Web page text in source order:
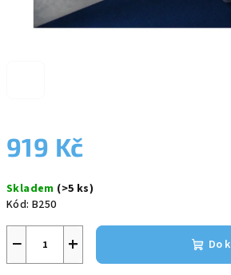
919 Kč
cena:
Skladem (>5 ks)
Kód: B250
+
− Do